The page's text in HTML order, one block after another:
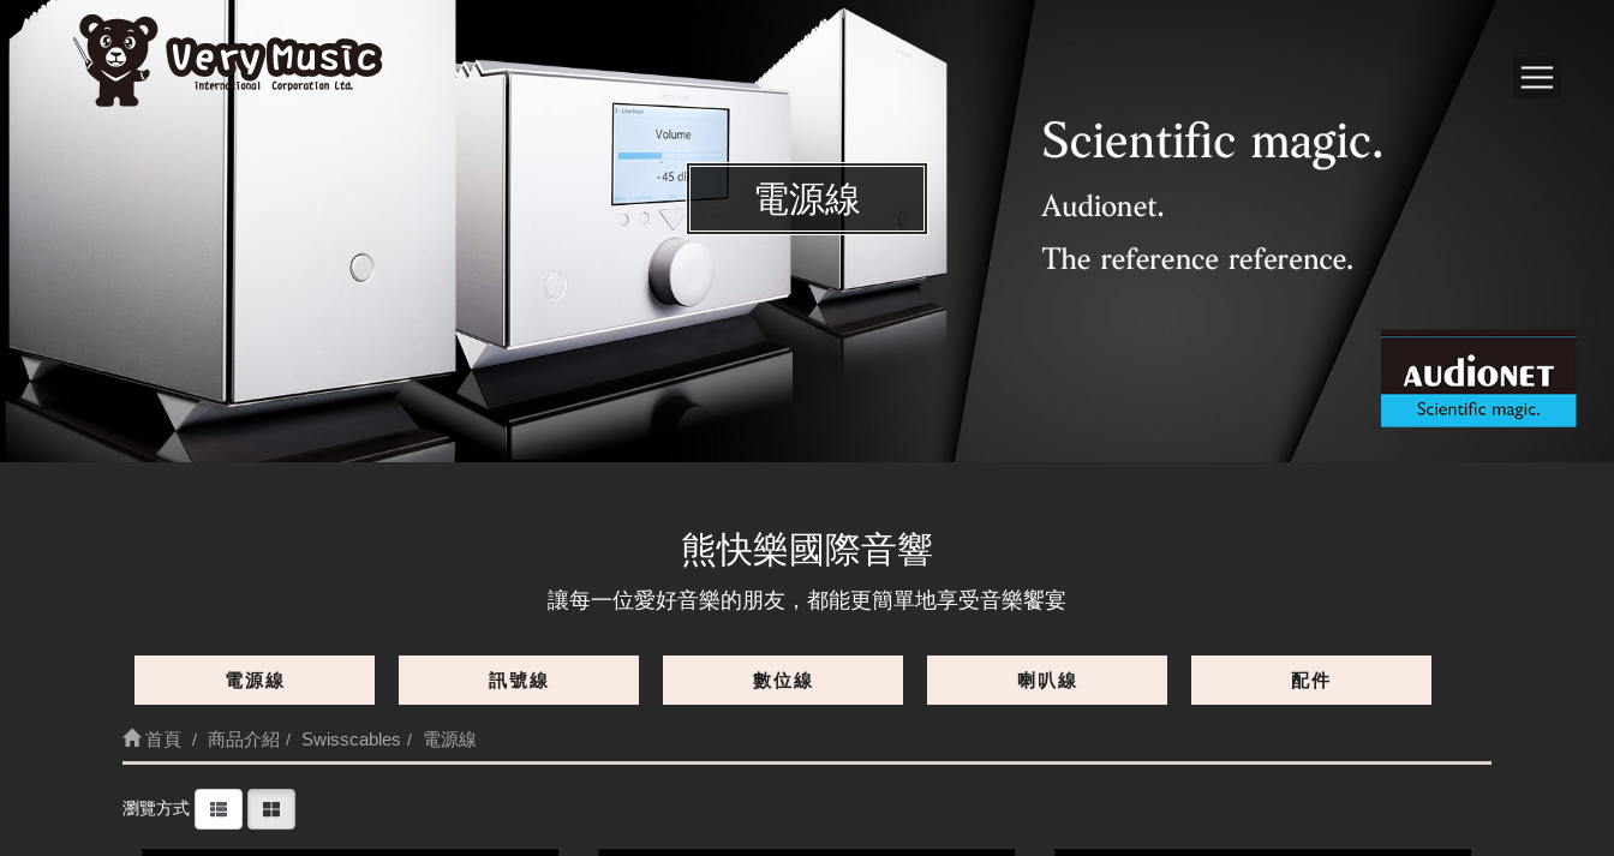
電源線
熊快樂國際音響
讓每一位愛好音樂的朋友，都能更簡單地享受音樂饗宴
電源線 訊號線 數位線 喇叭線 配件
首頁 商品介紹 Swisscables 電源線
瀏覽方式
Swisscables Diamond Duo (非Graphene) 1M 電源線
新旗艦，兩倍導體的Diamond